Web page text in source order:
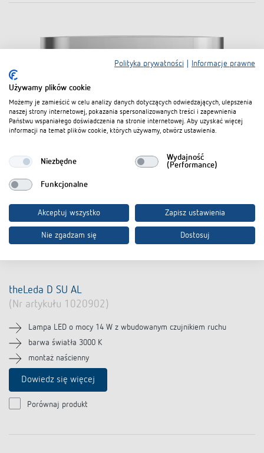
theLeda D SU AL
(Nr artykułu 1020902)
Lampa LED o mocy 14 W z wbudowanym czujnikiem ruchu
barwa światła 3000 K
montaż naścienny
Dowiedz się więcej
Porównaj produkt
Polityka prywatności Informacje prawne
Używamy plików cookie
Możemy je zamieścić w celu analizy danych dotyczących odwiedzających, ulepszenia
naszej strony internetowej, pokazania spersonalizowanych treści i zapewnienia
Państwu wspaniałego doświadczenia na stronie internetowej. Aby uzyskać więcej
informacji na temat plików cookie, których używamy, otwórz ustawienia.
Niezbędne
Wydajność
(Performance)
Funkcjonalne
Akceptuj wszystko Zapisz ustawienia
Nie zgadzam się Dostosuj